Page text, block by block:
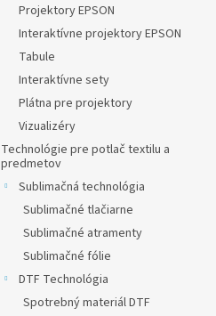
Projektory EPSON
Interaktívne projektory EPSON
Tabule
Interaktívne sety
Plátna pre projektory
Vizualizéry
Technológie pre potlač textilu a
predmetov
Sublimačná technológia
Sublimačné tlačiarne
Sublimačné atramenty
Sublimačné fólie
DTF Technológia
Spotrebný materiál DTF